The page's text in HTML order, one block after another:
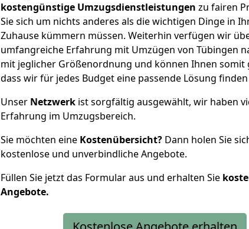
kostengünstige Umzugsdienstleistungen zu fairen
Sie sich um nichts anderes als die wichtigen Dinge in
Zuhause kümmern müssen. Weiterhin verfügen wir
umfangreiche Erfahrung mit Umzügen von Tübingen
mit jeglicher Größenordnung und können Ihnen somit
dass wir für jedes Budget eine passende Lösung
Unser Netzwerk ist sorgfältig ausgewählt, wir haben
Erfahrung im Umzugsbereich.
Sie möchten eine Kostenübersicht? Dann holen Sie
kostenlose und unverbindliche Angebote.
Füllen Sie jetzt das Formular aus und erhalten Sie
Angebote.